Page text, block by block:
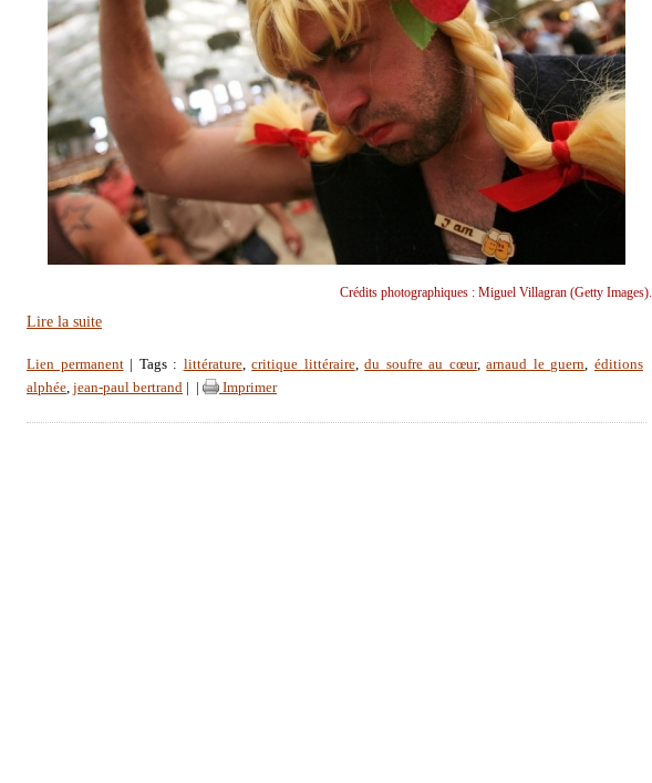
Crédits photographiques : Miguel Villagran (Getty Images).
Lire la suite
Lien permanent| Tags : littérature,critique littéraire,du soufre au cœur,arnaud le guern, éditions
alphée, jean-paul bertrand Imprimer